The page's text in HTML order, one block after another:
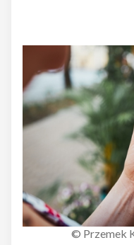
© Przemek